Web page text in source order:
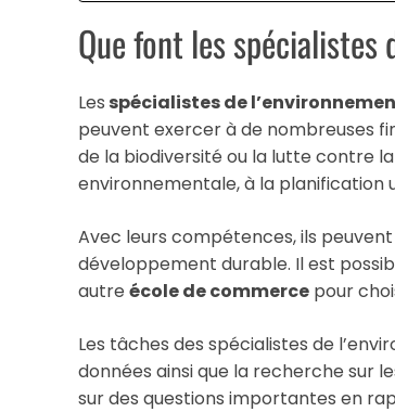
Que font les spécialistes
Les spécialistes de
peuvent exercer à de nombreuses
de la biodiversité ou la lutte contre
environnementale, à la planification
Avec leurs compétences, ils
développement durable. Il est
autre école de commerce pour
Les tâches des spécialistes de
données ainsi que la recherche sur
sur des questions importantes en